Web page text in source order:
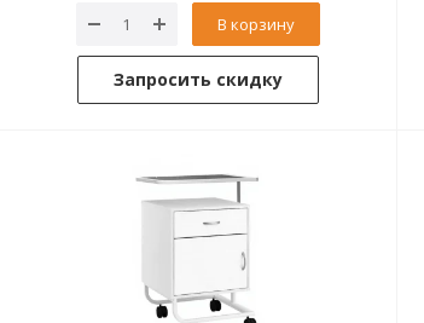
В корзину
Запросить скидку